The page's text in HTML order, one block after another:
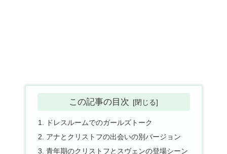
この記事の目次
ドレスルームでのガールズトーク
アナとクリストフの出会いの別バージョン
青年期のクリストフとスヴェンの登場シーン